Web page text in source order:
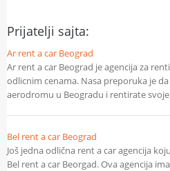
Prijatelji sajta:
Ar rent a car Beograd
Ar rent a car Beograd je agencija za
odlicnim cenama. Nasa preporuka je
aerodromu u Beogradu i rentirate
Bel rent a car Beograd
Još jedna odlična rent a car agencija
Bel rent a car Beorgad. Ova agencija